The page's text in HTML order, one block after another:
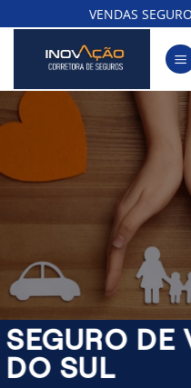
to
content
VENDAS
SEGURO DE
DO SUL